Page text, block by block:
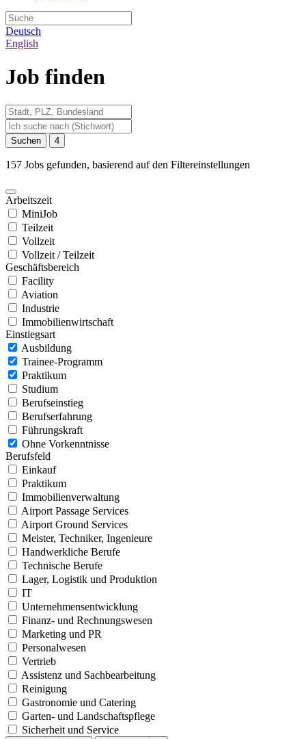
Deutsch
English
Job finden
Suchen 4
157 Jobs gefunden, basierend auf den Filtereinstellungen
Arbeitszeit
MiniJob
Teilzeit
Vollzeit
Vollzeit / Teilzeit
Geschäftsbereich
Facility
Aviation
Industrie
Immobilienwirtschaft
Einstiegsart
Ausbildung
Trainee-Programm
Praktikum
Studium
Berufseinstieg
Berufserfahrung
Führungskraft
Ohne Vorkenntnisse
Berufsfeld
Einkauf
Praktikum
Immobilienverwaltung
Airport Passage Services
Airport Ground Services
Meister, Techniker, Ingenieure
Handwerkliche Berufe
Technische Berufe
Lager, Logistik und Produktion
IT
Unternehmensentwicklung
Finanz- und Rechnungswesen
Marketing und PR
Personalwesen
Vertrieb
Assistenz und Sachbearbeitung
Reinigung
Gastronomie und Catering
Garten- und Landschaftspflege
Sicherheit und Service